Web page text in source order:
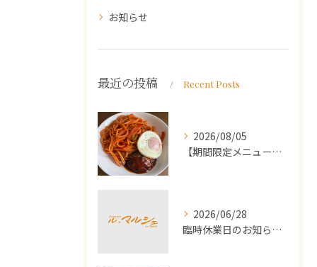
お知らせ
最近の投稿 Recent Posts
2026/08/05
【期間限定メニュー】洋食屋さんのナポリタンとミニハンバーグ
2026/06/28
臨時休業日のお知らせ（2026年7月）